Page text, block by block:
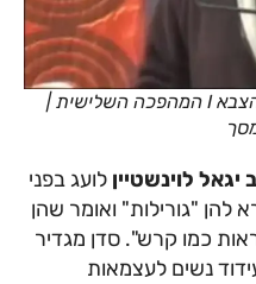
הרב אליעזר קשתיאל | מטרת הצבא I המהפכה השלישית |
יגאל לוינשטיין לועג בפני
להן "גורילות" ואומר שהן
כמו קרש". סדן מגדיר
נשים לעצמאות